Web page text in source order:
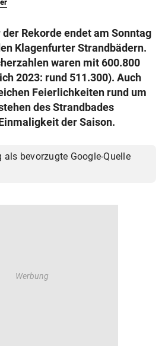
& Co KG 2026
Rekorde endet am Sonntag
Klagenfurter Strandbädern.
waren mit 600.800
2023: rund 511.300). Auch
Feierlichkeiten rund um
des Strandbades
der Saison.
als bevorzugte Google-Quelle